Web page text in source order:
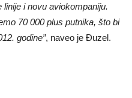
i novu aviokompaniju.
70 000 plus putnika, što bi
godine”, naveo je Đuzel.